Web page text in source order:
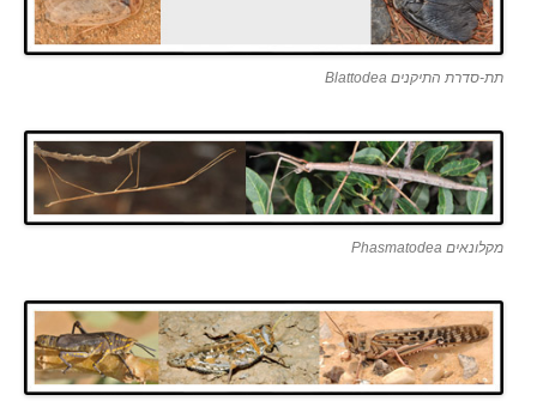
תת-סדרת התיקנים Blattodea
מקלונאים Phasmatodea